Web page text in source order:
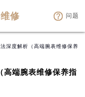
修 问题
深度解析（高端腕表维修保养
高端腕表维修保养指